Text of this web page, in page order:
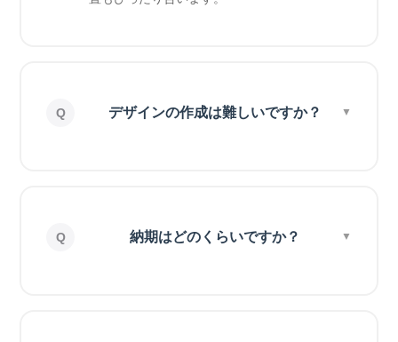
デザインの作成は難しいですか？
納期はどのくらいですか？